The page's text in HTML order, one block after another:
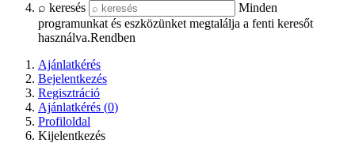
⌕ keresés
Minden
programunkat és eszközünket megtalálja a fenti keresőt
használva.Rendben
Ajánlatkérés
Bejelentkezés
Regisztráció
Ajánlatkérés (0)
Profiloldal
Kijelentkezés